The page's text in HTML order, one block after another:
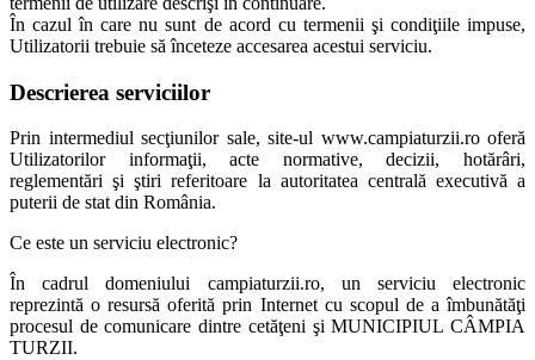
În cazul în care nu sunt de acord cu termenii şi condiţiile impuse,
Utilizatorii trebuie să înceteze accesarea acestui serviciu.
Descrierea serviciilor
Prin intermediul secţiunilor sale, site-ul www.campiaturzii.ro oferă
Utilizatorilor informaţii, acte normative, decizii, hotărâri,
reglementări şi ştiri referitoare la autoritatea centrală executivă a
puterii de stat din România.
Ce este un serviciu electronic?
În cadrul domeniului campiaturzii.ro, un serviciu electronic
reprezintă o resursă oferită prin Internet cu scopul de a îmbunătăţi
procesul de comunicare dintre cetăţeni şi MUNICIPIUL CÂMPIA
TURZII.